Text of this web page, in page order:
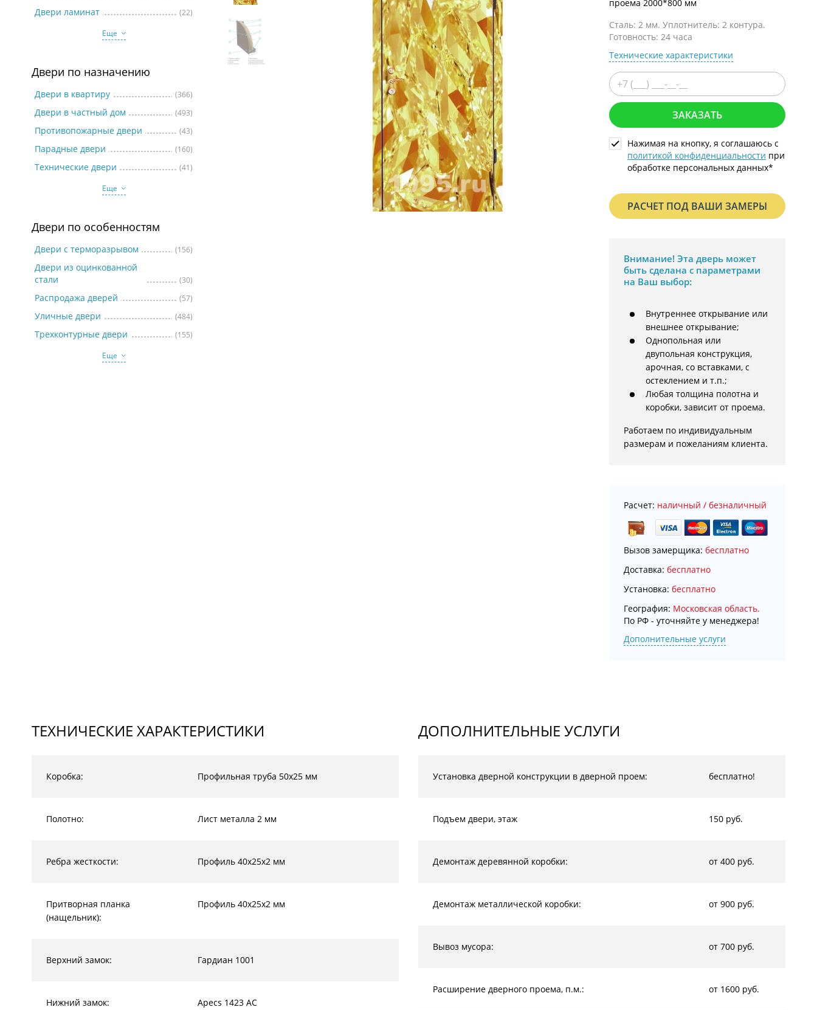
Двери с винилискожей
Коричневые двери
С металлофиленкой
Двери ламинат
(22)
Еще
Двери по назначению
Двери в квартиру (366)
Двери в частный дом (493)
Противопожарные двери (43)
Парадные двери (160)
Технические двери
(41)
Еще
Двери по особенностям
Двери с терморазрывом (156)
Двери из оцинкованной
стали
(30)
Распродажа дверей (57)
Уличные двери (484)
Трехконтурные двери
(155)
Еще
проема 2000*800 мм
Сталь: 2 мм. Уплотнитель: 2 контура.
Готовность: 24 часа
Технические характеристики
ЗАКАЗАТЬ
Нажимая на кнопку, я соглашаюсь с
политикой конфиденциальности при
обработке персональных данных*
РАСЧЕТ ПОД ВАШИ ЗАМЕРЫ
Внимание! Эта дверь может
быть сделана с параметрами
на Ваш выбор:
Внутреннее открывание или
внешнее открывание;
Однопольная или
двупольная конструкция,
арочная, со вставками, с
остеклением и т.п.;
Любая толщина полотна и
коробки, зависит от проема.
Работаем по индивидуальным
размерам и пожеланиям клиента.
Расчет: наличный / безналичный
Вызов замерщика: бесплатно
Доставка: бесплатно
Установка: бесплатно
География: Московская область.
По РФ - уточняйте у менеджера!
Дополнительные услуги
ТЕХНИЧЕСКИЕ ХАРАКТЕРИСТИКИ
Коробка: Профильная труба 50х25 мм
Полотно: Лист металла 2 мм
Ребра жесткости: Профиль 40х25х2 мм
Притворная планка
(нащельник):
Профиль 40х25х2 мм
Верхний замок: Гардиан 1001
Нижний замок: Apecs 1423 AC
ДОПОЛНИТЕЛЬНЫЕ УСЛУГИ
Установка дверной конструкции в дверной проем: бесплатно!
Подъем двери, этаж 150 руб.
Демонтаж деревянной коробки: от 400 руб.
Демонтаж металлической коробки: от 900 руб.
Вывоз мусора: от 700 руб.
Расширение дверного проема, п.м.: от 1600 руб.